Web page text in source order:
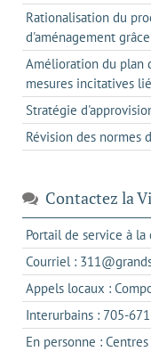
Rationalisation du
d'aménagement
Amélioration du plan
mesures incitatives
Stratégie
Révision des normes
Contactez la
Portail de service à
Courriel :
Appels locaux :
Interurbains : 705-
En personne :